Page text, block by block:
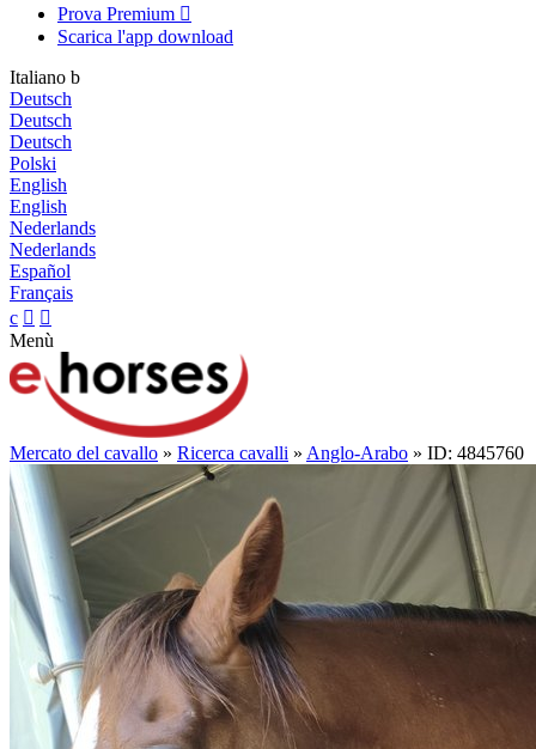
Prova Premium 
Scarica l'app download
Italiano b
Deutsch
Deutsch
Deutsch
Polski
English
English
Nederlands
Nederlands
Español
Français
c  
Menù
Mercato del cavallo » Ricerca cavalli » Anglo-Arabo » ID: 4845760